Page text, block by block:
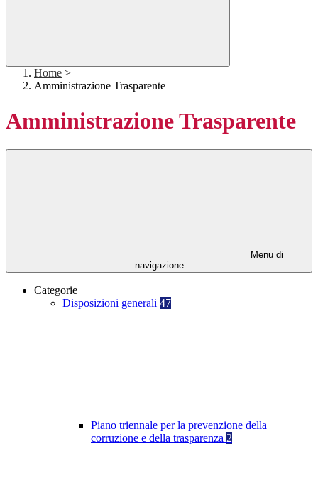
Home >
Amministrazione Trasparente
Amministrazione Trasparente
Menu di
navigazione
Categorie
Disposizioni generali 47
Piano triennale per la prevenzione della
corruzione e della trasparenza 2